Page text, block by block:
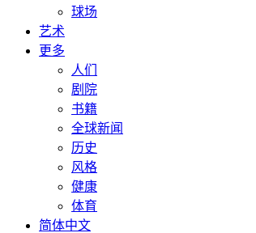
球场
艺术
更多
人们
剧院
书籍
全球新闻
历史
风格
健康
体育
简体中文